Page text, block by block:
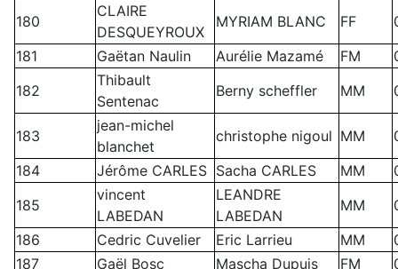
180
CLAIRE
DESQUEYROUX
MYRIAM BLANC FF
181
Gaëtan Naulin Aurélie Mazamé FM
182
Thibault
Sentenac
Berny scheffler MM
183
jean-michel
blanchet
christophe nigoul MM
184
Jérôme CARLES Sacha CARLES MM
185
vincent
LABEDAN
LEANDRE
LABEDAN
MM
186
Cedric Cuvelier Eric Larrieu MM
187
Gaël Bosc Mascha Dupuis FM